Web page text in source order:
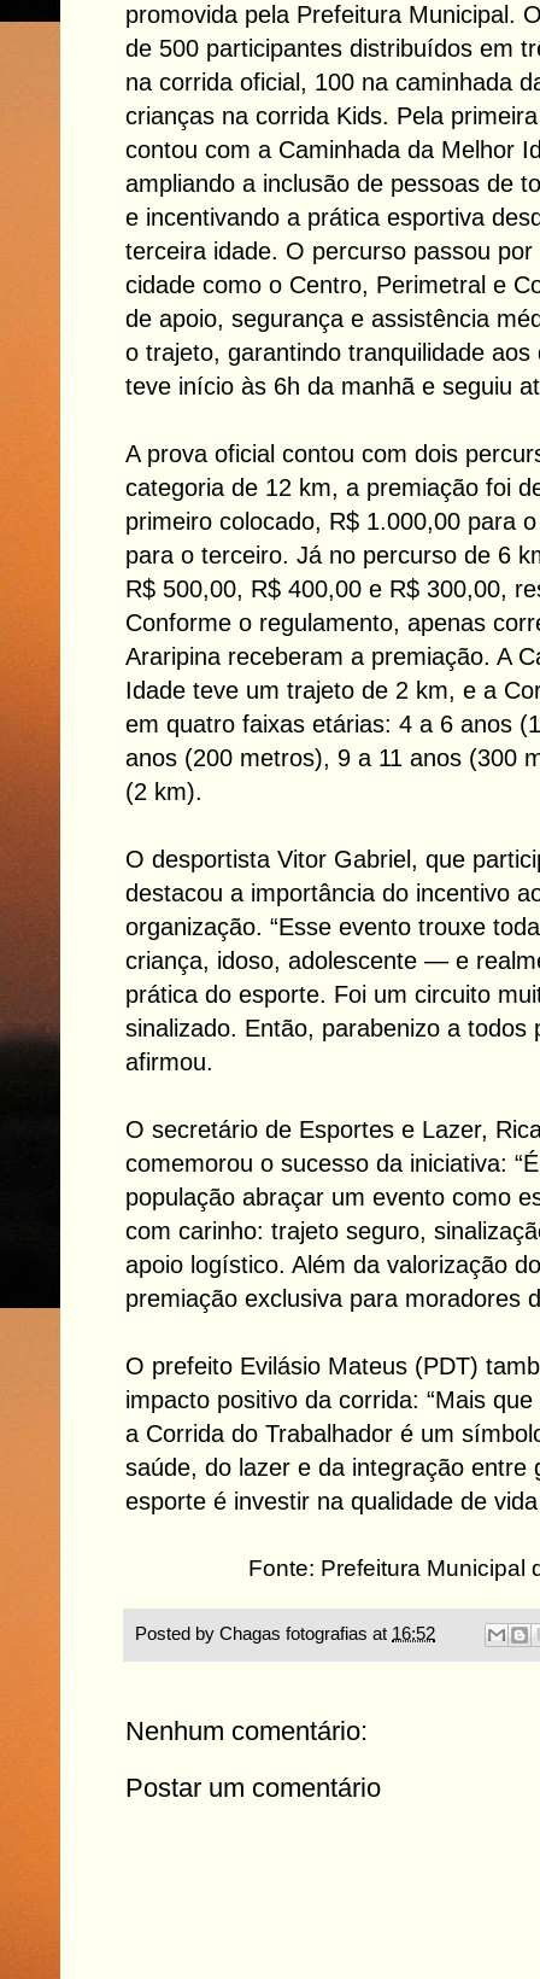
promovida pela Prefeitura Municipal.
de 500 participantes distribuídos em
na corrida oficial, 100 na caminhada
crianças na corrida Kids. Pela
contou com a Caminhada da Melhor
ampliando a inclusão de pessoas de
e incentivando a prática esportiva
terceira idade. O percurso passou
cidade como o Centro, Perimetral e
de apoio, segurança e assistência
o trajeto, garantindo tranquilidade
teve início às 6h da manhã e seguiu
A prova oficial contou com dois
categoria de 12 km, a premiação foi
primeiro colocado, R$ 1.000,00 para
para o terceiro. Já no percurso de 6
R$ 500,00, R$ 400,00 e R$ 300,00,
Conforme o regulamento, apenas
Araripina receberam a premiação. A
Idade teve um trajeto de 2 km, e a
em quatro faixas etárias: 4 a 6 anos
anos (200 metros), 9 a 11 anos (300
(2 km).
O desportista Vitor Gabriel, que
destacou a importância do incentivo
organização. “Esse evento trouxe
criança, idoso, adolescente — e
prática do esporte. Foi um circuito
sinalizado. Então, parabenizo a todos
afirmou.
O secretário de Esportes e Lazer,
comemorou o sucesso da iniciativa:
população abraçar um evento como
com carinho: trajeto seguro,
apoio logístico. Além da valorização
premiação exclusiva para moradores
O prefeito Evilásio Mateus (PDT)
impacto positivo da corrida: “Mais
a Corrida do Trabalhador é um
saúde, do lazer e da integração entre
esporte é investir na qualidade de
Fonte: Prefeitura Municipal
Posted by Chagas fotografias at 16:52
Nenhum comentário:
Postar um comentário